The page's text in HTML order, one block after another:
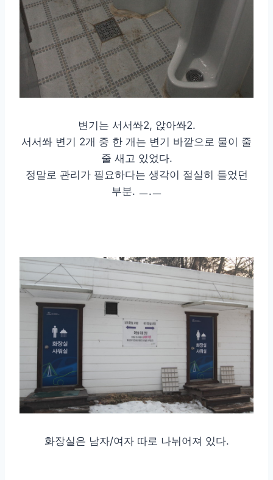
변기는 서서쏴2, 앉아쏴2.
서서쏴 변기 2개 중 한 개는 변기 바깥으로 물이 줄
줄 새고 있었다.
정말로 관리가 필요하다는 생각이 절실히 들었던
부분. ㅡ.ㅡ
화장실은 남자/여자 따로 나뉘어져 있다.